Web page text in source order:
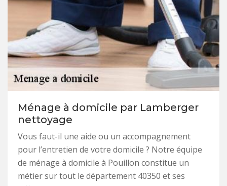
Ménage à domicile par Lamberger
nettoyage
Vous faut-il une aide ou un accompagnement
pour l’entretien de votre domicile ? Notre équipe
de ménage à domicile à Pouillon constitue un
métier sur tout le département 40350 et ses